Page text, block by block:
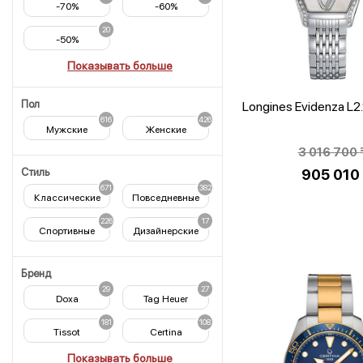
-70% -60%
20
-50%
Показывать больше
Пол
616
Мужские
426
Женские
Стиль
671
Классические
382
Повседневные
226
Спортивные
17
Дизайнерские
Бренд
29
Doxa
27
Tag Heuer
181
Tissot
108
Certina
Показывать больше
Longines Evidenza
3 016 700
905 010